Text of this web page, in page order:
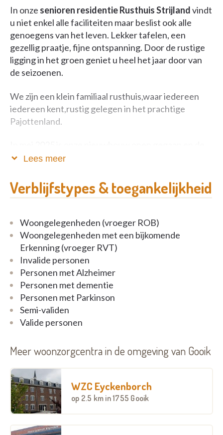
In onze senioren residentie Rusthuis Strijlandvindt
u niet enkel alle faciliteiten maar beslist ook alle
genoegens van het leven. Lekker tafelen, een
gezellig praatje, fijne ontspanning. Door de rustige
ligging in het groen geniet u heel het jaar door van
de seizoenen.
We zijn een klein familiaal rusthuis,waar iedereen
iedereen kent,rustig gelegen in het prachtige
Pajottenland.
renovatie van onze gehele voorziening is voorzien
Lees meer
Verblijfstypes & toegankelijkheid
Woongelegenheden (vroeger ROB)
Woongelegenheden met een bijkomende
Erkenning (vroeger RVT)
Invalide personen
Personen met Alzheimer
Personen met dementie
Personen met Parkinson
Semi-validen
Valide personen
Meer woonzorgcentra in de omgeving van Gooik
WZC Eyckenborch
op 2.5 km in 1755 Gooik